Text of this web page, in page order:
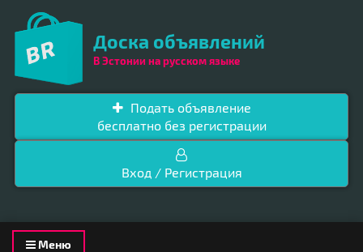
Доска объявлений
В Эстонии на русском языке
Подать объявление
бесплатно без регистрации
Вход / Регистрация
ToggleМеню